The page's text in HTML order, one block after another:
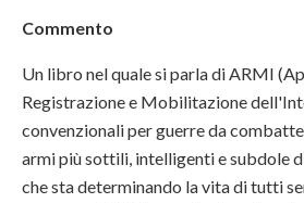
Commento
Un libro nel quale si parla di ARMI
Registrazione e Mobilitazione
convenzionali per guerre da
armi più sottili, intelligenti e subdole
che sta determinando la vita di tutti